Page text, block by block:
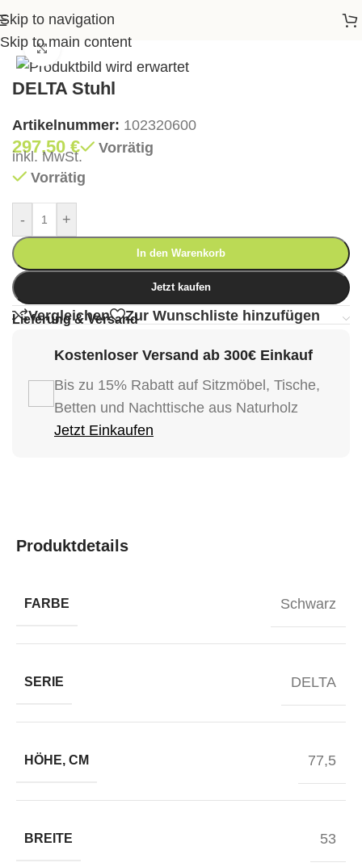
Skip to navigation
Skip to main content
Startseite>Shop>
Klick zum Vergrößern
DELTA Stuhl
Artikelnummer: 102320600
297,50€ Vorrätig
inkl. MwSt.
Vorrätig
- +
In den Warenkorb
Jetzt kaufen
Vergleichen Zur Wunschliste hinzufügen
Lieferung & Versand
Kostenloser Versand ab 300€ Einkauf
Bis zu 15% Rabatt auf Sitzmöbel, Tische,
Betten und Nachttische aus Naturholz
Jetzt Einkaufen
Produktdetails
FARBE Schwarz
SERIE DELTA
HÖHE, CM 77,5
BREITE 53